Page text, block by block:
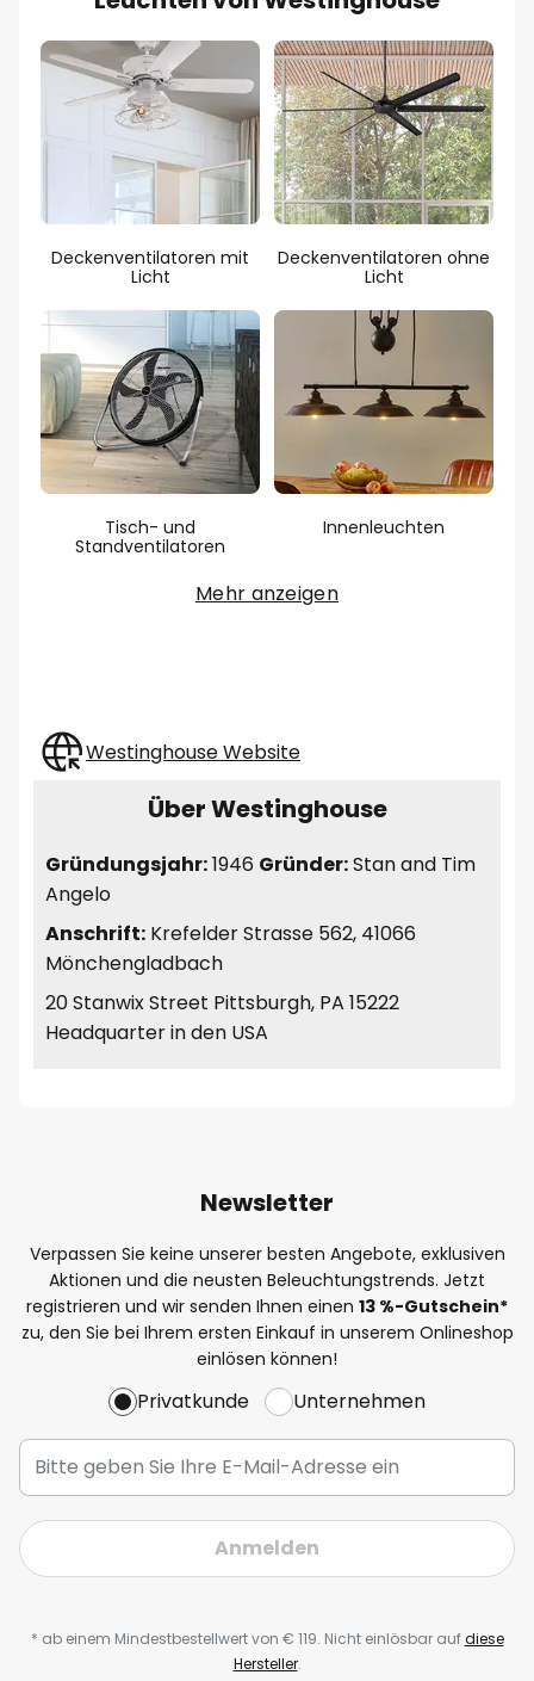
Deckenventilatoren mit
Licht
Deckenventilatoren ohne
Licht
Tisch- und
Standventilatoren
Innenleuchten
Mehr anzeigen
Westinghouse Website
Über Westinghouse
Gründungsjahr:1946 Gründer:Stan and Tim
Angelo
Anschrift: Krefelder Strasse 562, 41066
Mönchengladbach
20 Stanwix Street Pittsburgh, PA 15222
Headquarter in den USA
Newsletter
Verpassen Sie keine unserer besten Angebote, exklusiven
Aktionen und die neusten Beleuchtungstrends. Jetzt
registrieren und wir senden Ihnen einen 13 %-Gutschein*
zu, den Sie bei Ihrem ersten Einkauf in unserem Onlineshop
einlösen können!
Privatkunde Unternehmen
Anmelden
* ab einem Mindestbestellwert von € 119. Nicht einlösbar aufdiese
Hersteller.